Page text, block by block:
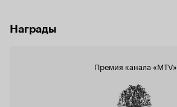
Награды
Премия канала «MTV»